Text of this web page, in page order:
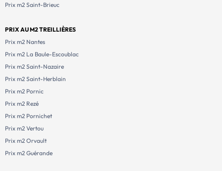
Prix m2 Saint-Brieuc
PRIX AU M2 TREILLIÈRES
Prix m2 Nantes
Prix m2 La Baule-Escoublac
Prix m2 Saint-Nazaire
Prix m2 Saint-Herblain
Prix m2 Pornic
Prix m2 Rezé
Prix m2 Pornichet
Prix m2 Vertou
Prix m2 Orvault
Prix m2 Guérande